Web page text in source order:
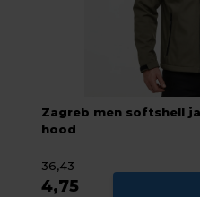
Zagreb men softshell
hood
36,43
4,75